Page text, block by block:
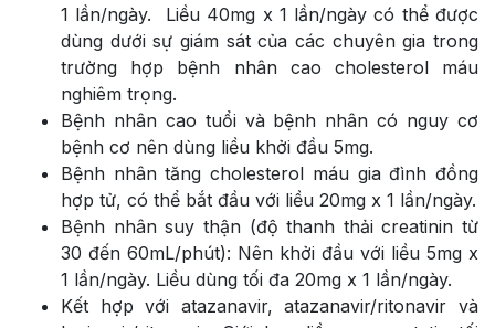
1 lần/ngày. Liều 40mg x 1 lần/ngày có thể được
dùng dưới sự giám sát của các chuyên gia trong
trường hợp bệnh nhân cao cholesterol máu
nghiêm trọng.
Bệnh nhân cao tuổi và bệnh nhân có nguy cơ
bệnh cơ nên dùng liều khởi đầu 5mg.
Bệnh nhân tăng cholesterol máu gia đình đồng
hợp tử, có thể bắt đầu với liều 20mg x 1 lần/ngày.
Bệnh nhân suy thận (độ thanh thải creatinin từ
30 đến 60mL/phút): Nên khởi đầu với liều 5mg x
1 lần/ngày. Liều dùng tối đa 20mg x 1 lần/ngày.
Kết hợp với atazanavir, atazanavir/ritonavir và